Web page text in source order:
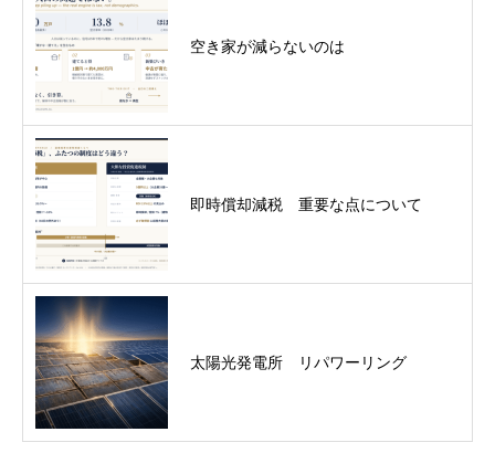
空き家が減らないのは
即時償却減税 重要な点について
太陽光発電所 リパワーリング